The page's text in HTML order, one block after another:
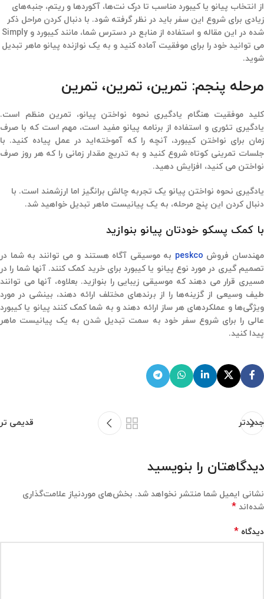
از انتخاب پیانو یا کیبورد مناسب تا درک نت‌ها، آکوردها و ریتم، جنبه‌های
زیادی برای شروع این سفر باید در نظر گرفته شود. با دنبال کردن مراحل ذکر
شده در این مقاله و استفاده از منابع در دسترس شما، مانند کیبورد و Simply
می توانید خود را برای موفقیت آماده کنید و به یک نوازنده پیانو ماهر تبدیل
شوید.
مرحله پنجم: تمرین، تمرین، تمرین
کلید موفقیت هنگام یادگیری نحوه نواختن پیانو، تمرین منظم است.
یادگیری تئوری و استفاده از برنامه پیانو مفید است، مهم است که با صرف
زمان برای نواختن کیبورد، آنچه را که آموخته‌اید در عمل پیاده کنید. با
جلسات تمرینی کوتاه شروع کنید و به تدریج مقدار زمانی را که هر روز صرف
نواختن می کنید، افزایش دهید.
یادگیری نحوه نواختن پیانو یک تجربه چالش برانگیز اما ارزشمند است. با
دنبال کردن این پنج مرحله، به یک پیانیست ماهر تبدیل خواهید شد.
با کمک پسکو خودتان پیانو بنوازید
مهندسان فروش
به موسیقی آگاه هستند و می توانند به شما در
تصمیم گیری در مورد نوع پیانو یا کیبورد برای خرید کمک کنند. آنها شما را در
مسیری قرار می دهند که موسیقی زیبایی را بنوازید. بعلاوه، آنها می توانند
طیف وسیعی از گزینه‌ها را از برندهای مختلف ارائه دهند، بینشی در مورد
ویژگی‌ها و عملکردهای هر ساز ارائه دهند و به شما کمک کنند پیانو یا کیبورد
عالی را برای شروع سفر خود به سمت تبدیل شدن به یک پیانیست ماهر
پیدا کنید.
جدیدتر قدیمی تر
دیدگاهتان را بنویسید
نشانی ایمیل شما منتشر نخواهد شد. بخش‌های موردنیاز علامت‌گذاری
شده‌اند *
دیدگاه *